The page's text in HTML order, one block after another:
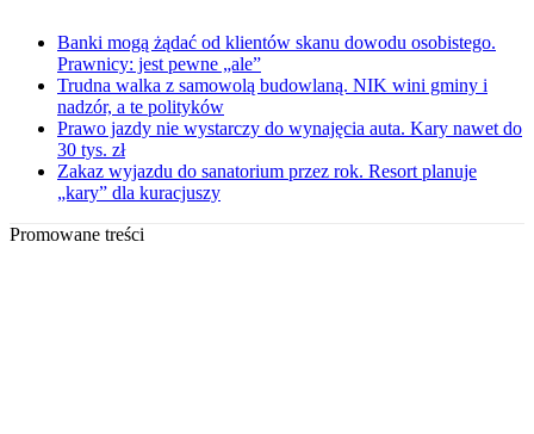
Banki mogą żądać od klientów skanu dowodu osobistego.
Prawnicy: jest pewne „ale”
Trudna walka z samowolą budowlaną. NIK wini gminy i
nadzór, a te polityków
Prawo jazdy nie wystarczy do wynajęcia auta. Kary nawet do
30 tys. zł
Zakaz wyjazdu do sanatorium przez rok. Resort planuje
„kary” dla kuracjuszy
Promowane treści